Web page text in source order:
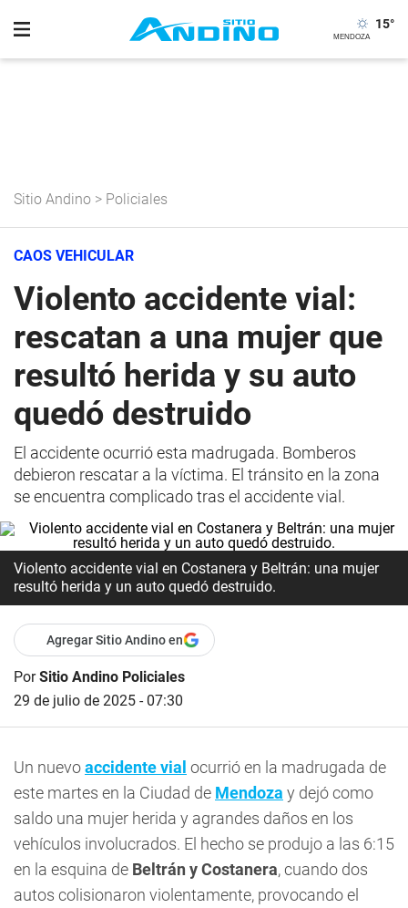
15°
Sitio Andino > Policiales
CAOS VEHICULAR
Violento accidente vial:
rescatan a una mujer que
resultó herida y su auto
quedó destruido
El accidente ocurrió esta madrugada. Bomberos
debieron rescatar a la víctima. El tránsito en la zona
se encuentra complicado tras el accidente vial.
Violento accidente vial en Costanera y Beltrán: una mujer
resultó herida y un auto quedó destruido.
Agregar Sitio Andino en
PorSitio Andino Policiales
29 de julio de 2025 - 07:30
Un nuevoaccidente vial ocurrió en la madrugada de
este martes en la Ciudad de Mendoza y dejó como
saldo una mujer herida y agrandes daños en los
vehículos involucrados. El hecho se produjo a las 6:15
en la esquina de Beltrán y Costanera, cuando dos
autos colisionaron violentamente, provocando el